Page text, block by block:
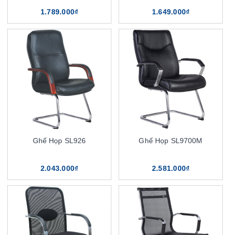
1.789.000₫ 1.649.000₫
Ghế Họp SL926
2.043.000₫
Ghế Họp SL9700M
2.581.000₫